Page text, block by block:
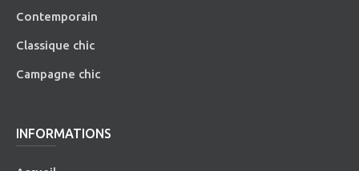
Contemporain
Classique chic
Campagne chic
INFORMATIONS